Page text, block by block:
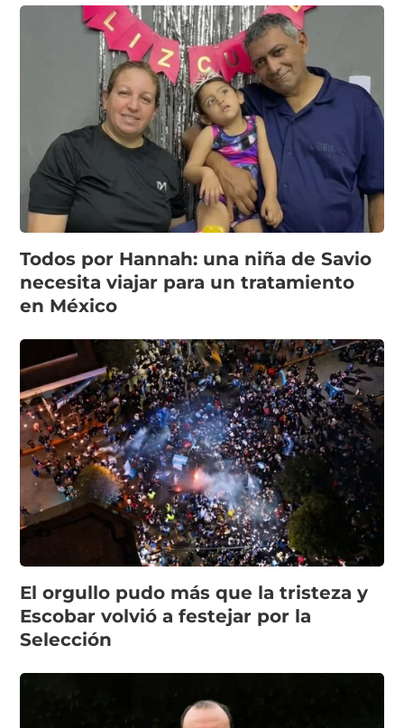
Todos por Hannah: una niña de Savio
necesita viajar para un tratamiento
en México
El orgullo pudo más que la tristeza y
Escobar volvió a festejar por la
Selección